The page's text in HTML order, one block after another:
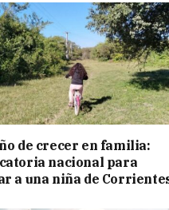
de crecer en familia:
nacional para
a una niña de